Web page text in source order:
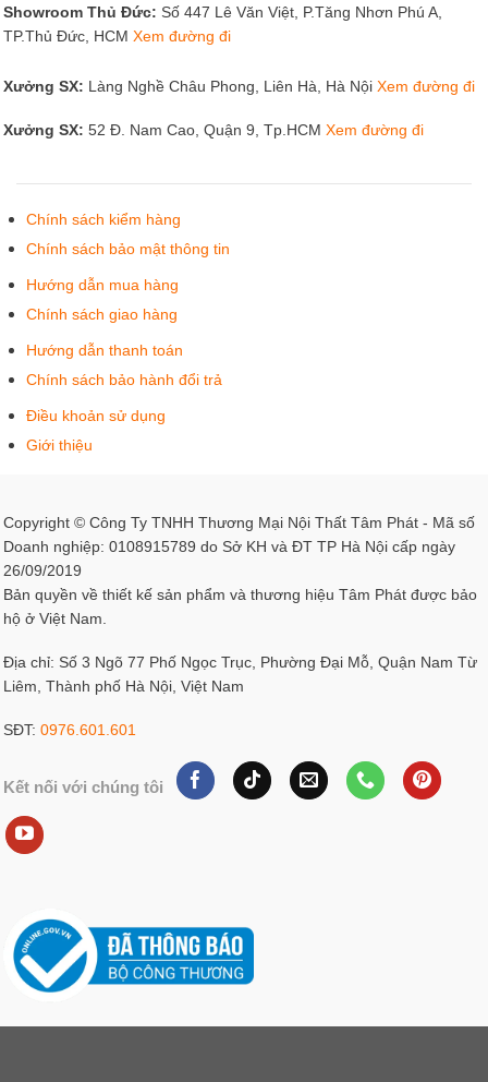
Showroom Thủ Đức: Số 447 Lê Văn Việt, P.Tăng Nhơn Phú A,
TP.Thủ Đức, HCM Xem đường đi
Xưởng SX: Làng Nghề Châu Phong, Liên Hà, Hà Nội Xem đường đi
Xưởng SX: 52 Đ. Nam Cao, Quận 9, Tp.HCM Xem đường đi
Chính sách kiểm hàng
Chính sách bảo mật thông tin
Hướng dẫn mua hàng
Chính sách giao hàng
Hướng dẫn thanh toán
Chính sách bảo hành đổi trả
Điều khoản sử dụng
Giới thiệu
Copyright © Công Ty TNHH Thương Mại Nội Thất Tâm Phát - Mã số
Doanh nghiệp: 0108915789 do Sở KH và ĐT TP Hà Nội cấp ngày
26/09/2019
Bản quyền về thiết kế sản phẩm và thương hiệu Tâm Phát được bảo
hộ ở Việt Nam.
Địa chỉ: Số 3 Ngõ 77 Phố Ngọc Trục, Phường Đại Mỗ, Quận Nam Từ
Liêm, Thành phố Hà Nội, Việt Nam
SĐT: 0976.601.601
Kết nối với chúng tôi